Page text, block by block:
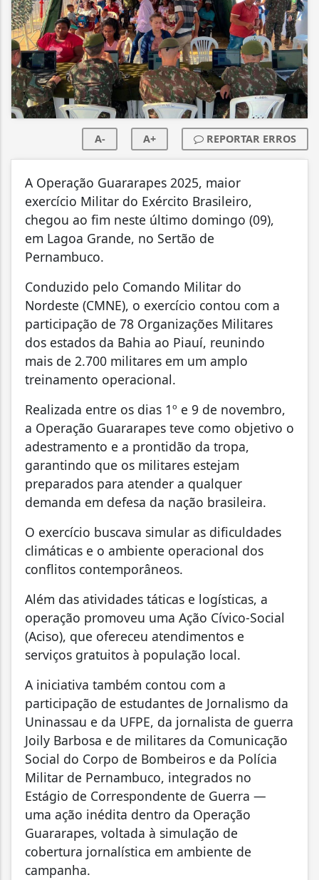
A- A+ REPORTAR ERROS
A Operação Guararapes 2025, maior
exercício Militar do Exército Brasileiro,
chegou ao fim neste último domingo (09),
em Lagoa Grande, no Sertão de
Pernambuco.
Conduzido pelo Comando Militar do
Nordeste (CMNE), o exercício contou com a
participação de 78 Organizações Militares
dos estados da Bahia ao Piauí, reunindo
mais de 2.700 militares em um amplo
treinamento operacional.
Realizada entre os dias 1º e 9 de novembro,
a Operação Guararapes teve como objetivo o
adestramento e a prontidão da tropa,
garantindo que os militares estejam
preparados para atender a qualquer
demanda em defesa da nação brasileira.
O exercício buscava simular as dificuldades
climáticas e o ambiente operacional dos
conflitos contemporâneos.
Além das atividades táticas e logísticas, a
operação promoveu uma Ação Cívico-Social
(Aciso), que ofereceu atendimentos e
serviços gratuitos à população local.
A iniciativa também contou com a
participação de estudantes de Jornalismo da
Uninassau e da UFPE, da jornalista de guerra
Joily Barbosa e de militares da Comunicação
Social do Corpo de Bombeiros e da Polícia
Militar de Pernambuco, integrados no
Estágio de Correspondente de Guerra —
uma ação inédita dentro da Operação
Guararapes, voltada à simulação de
cobertura jornalística em ambiente de
campanha.